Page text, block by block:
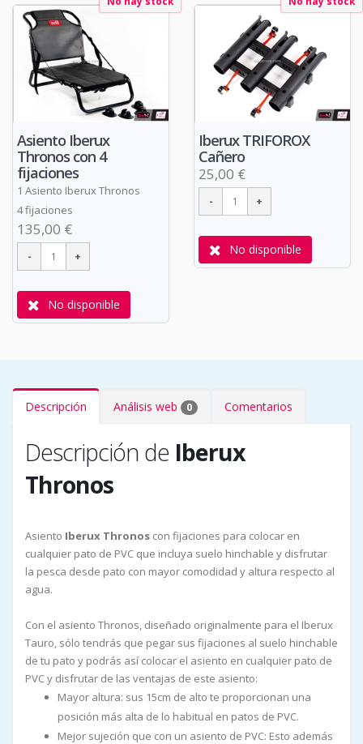
Asiento Iberux
Thronos con 4
fijaciones
1 Asiento Iberux Thronos
4 fijaciones
135,00 €
No disponible
Iberux TRIFOROX
Cañero
25,00 €
No disponible
Descripción Análisis web 0 Comentarios
Descripción de Iberux
Thronos
Asiento Iberux Thronos con fijaciones para colocar en
cualquier pato de PVC que incluya suelo hinchable y disfrutar
la pesca desde pato con mayor comodidad y altura respecto al
agua.
Con el asiento Thronos, diseñado originalmente para el Iberux
Tauro, sólo tendrás que pegar sus fijaciones al suelo hinchable
de tu pato y podrás así colocar el asiento en cualquier pato de
PVC y disfrutar de las ventajas de este asiento:
Mayor altura: sus 15cm de alto te proporcionan una
posición más alta de lo habitual en patos de PVC.
Mejor sujeción que con un asiento de PVC: Esto además